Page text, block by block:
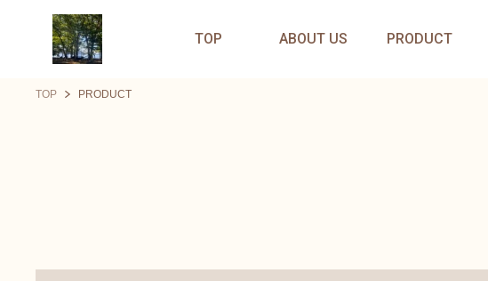
TOP ABOUT US PRODUCT
TOP PRODUCT